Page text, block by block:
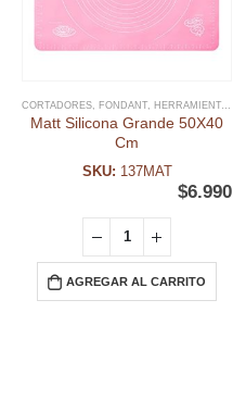
CORTADORES FONDANT HERRAMIENTAS FONDANT
Matt Silicona Grande 50X40
Cm
SKU: 137MAT
$6.990
AGREGAR AL CARRITO